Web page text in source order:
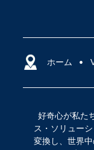
ホーム
好奇心が私た
ス・ソリュー
変換し、世界
ク